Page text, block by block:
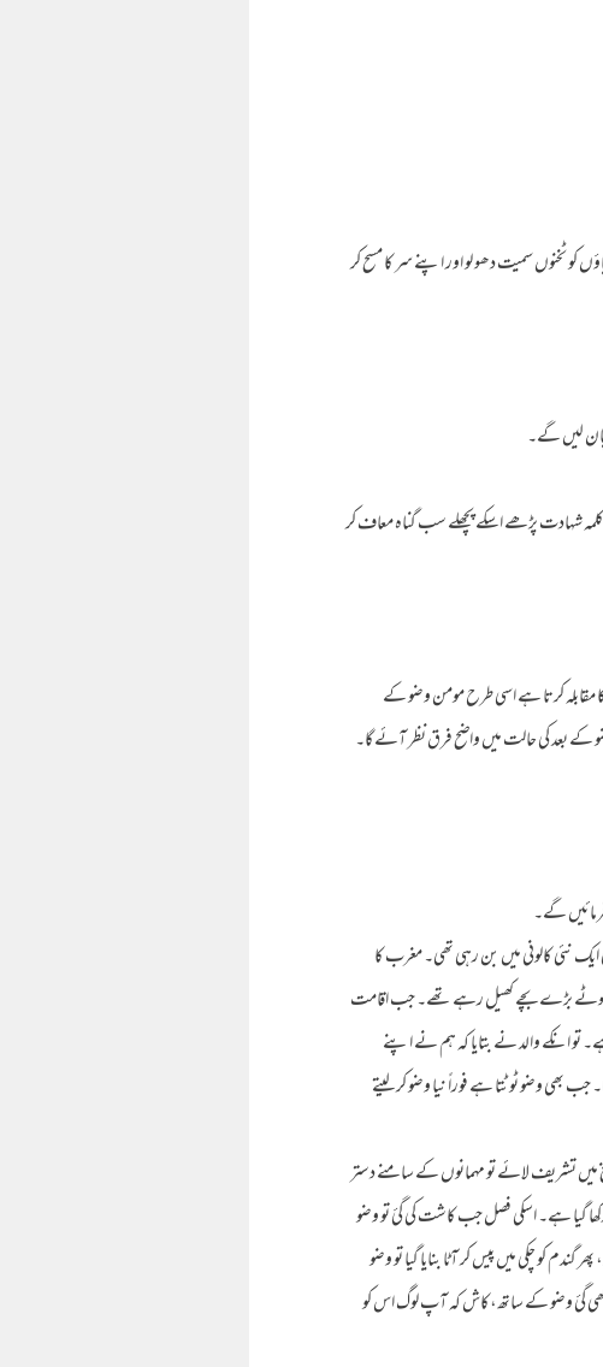
کو ٹخنوں سمیت دھو لو اور اپنے سر کا مسح کر
لیں گے۔
شہادت پڑھے اسکے پچھلے سب گناہ معاف کر
کرتا ہے اسی طرح مومن وضو کے
کے بعد کی حالت میں واضح فرق نظر آئے گا۔
گے۔
نئی کالونی میں بن رہی تھی۔ مغرب کا
چھوٹے بڑے بچے کھیل رہے تھے۔ جب اقامت
انکے والد نے بتایا کہ ہم نے اپنے
بھی وضو ٹوٹتا ہے فوراً نیا وضو کر لیتے
تشریف لائے تو مہمانوں کے سامنے دستر
گیا ہے۔ اسکی فصل جب کاشت کی گئ تو وضو
کو چکی میں پیس کر آٹا بنایا گیا تو وضو
گئ وضو کے ساتھ،کاش کہ آپ لوگ اس کو